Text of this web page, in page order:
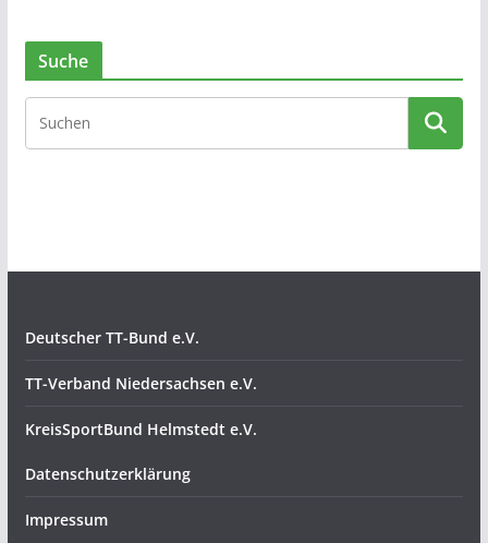
Suche
Deutscher TT-Bund e.V.
TT-Verband Niedersachsen e.V.
KreisSportBund Helmstedt e.V.
Datenschutzerklärung
Impressum